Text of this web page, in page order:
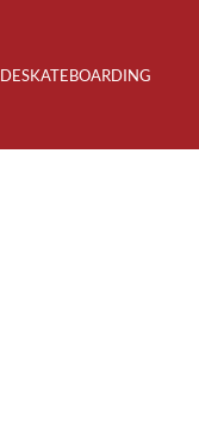
SKATEBOARDING